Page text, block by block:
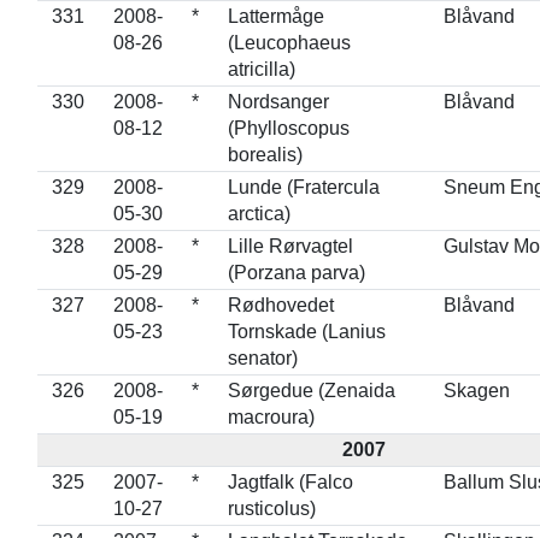
331
2008-
08-26
*
Lattermåge
(Leucophaeus
atricilla)
Blåvand
330
2008-
08-12
*
Nordsanger
(Phylloscopus
borealis)
Blåvand
329
2008-
05-30
Lunde (Fratercula
arctica)
Sneum
328
2008-
05-29
*
Lille Rørvagtel
(Porzana parva)
Gulstav
327
2008-
05-23
*
Rødhovedet
Tornskade (Lanius
senator)
Blåvand
326
2008-
05-19
*
Sørgedue (Zenaida
macroura)
Skagen
2007
325
2007-
10-27
*
Jagtfalk (Falco
rusticolus)
Ballum